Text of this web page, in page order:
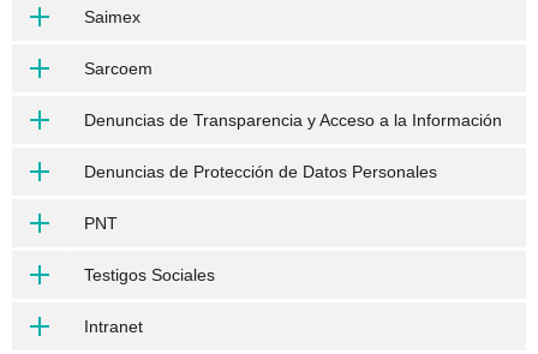
Saimex
Sarcoem
Denuncias de Transparencia y Acceso a la Información
Denuncias de Protección de Datos Personales
PNT
Testigos Sociales
Intranet